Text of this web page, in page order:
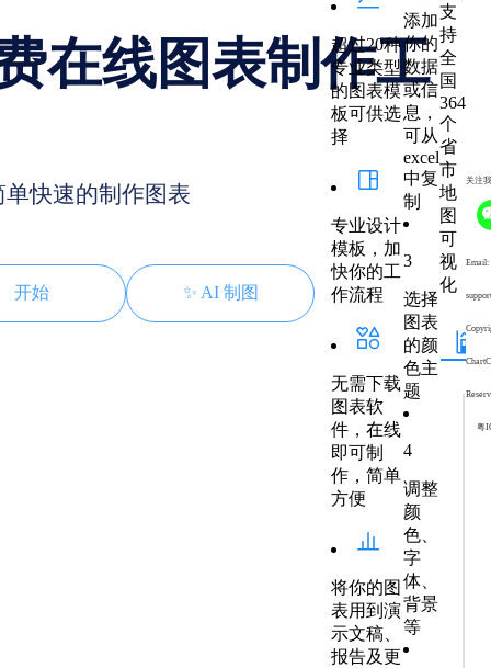
在线图表制作工
单快速的制作图表
开始 ✨ AI 制图
超过20种
专业类型
的图表模
板可供选
择
专业设计
模板，加
快你的工
作流程
无需下载
图表软
件，在线
即可制
作，简单
方便
将你的图
表用到演
示文稿、
报告及更
添加
你的
数据
或信
息，
可从
excel
中复
制
3
选择
图表
的颜
色主
题
4
调整
颜
色、
字
体、
背景
等
支
持
全
国
364
个
省
市
地
图
可
视
化
关注
Email:
粤